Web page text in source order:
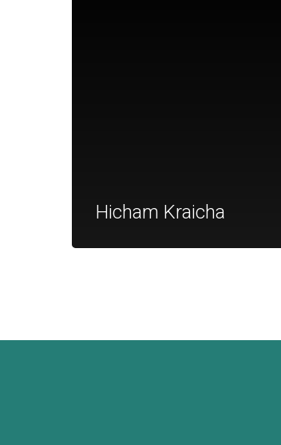
Hicham Kraicha